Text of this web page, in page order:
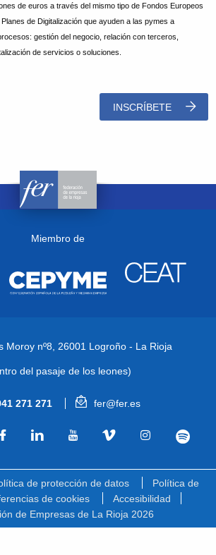
de euros a través del mismo tipo de Fondos Europeos
de Digitalización que ayuden a las pymes a
gestión del negocio, relación con terceros,
de servicios o soluciones.
INSCRÍBETE
Miembro de
Moroy nº8, 26001 Logroño - La Rioja
del pasaje de los leones)
271 271 fer@fer.es
de protección de datos
Política de
de cookies
Accesibilidad
de Empresas de La Rioja 2026